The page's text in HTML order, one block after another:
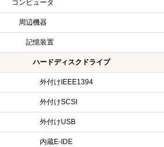
コンピュータ
周辺機器
記憶装置
ハードディスクドライブ
外付けIEEE1394
外付けSCSI
外付けUSB
内蔵E-IDE